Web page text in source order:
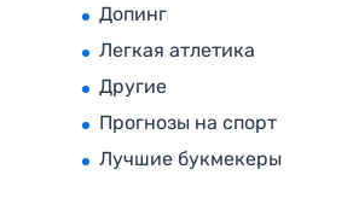
Допинг
Легкая атлетика
Другие
Прогнозы на спорт
Лучшие букмекеры